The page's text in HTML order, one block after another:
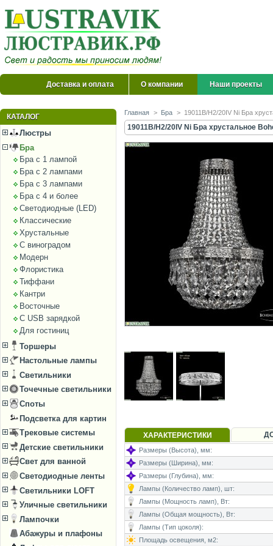
Доставка и оплата О компании Наши проекты
КАТАЛОГ
Люстры
Бра
Бра с 1 лампой
Бра с 2 лампами
Бра с 3 лампами
Бра с 4 и более
Светодиодные (LED)
Классические
Хрустальные
С виноградом
Модерн
Флористика
Тиффани
Кантри
Восточные
С USB зарядкой
Для гостиниц
Торшеры
Настольные лампы
Светильники
Точечные светильники
Споты
Подсветка для картин
Трековые системы
Детские светильники
Свет для ванной
Светодиодные ленты
Светильники LOFT
Уличные светильники
Лампочки
Абажуры и плафоны
Главная > Бра > 19011B/H2/20IV Ni Бра
19011B/H2/20IV Ni Бра хрустальное
ХАРАКТЕРИСТИКИ
Размеры (Высота), мм:
Размеры (Ширина), мм:
Размеры (Глубина), мм:
Лампы (Количество ламп), шт:
Лампы (Мощность ламп), Вт:
Лампы (Общая мощность), Вт:
Лампы (Тип цоколя):
Площадь освещения, м2: